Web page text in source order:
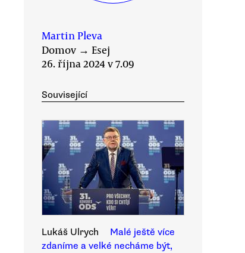
Martin Pleva
Domov → Esej
26. října 2024 v 7.09
Související
Lukáš Ulrych
Malé ještě více
zdaníme a velké necháme být,